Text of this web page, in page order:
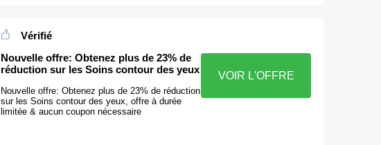
Vérifié
Nouvelle offre: Obtenez plus de 23% de
réduction sur les Soins contour des yeux
Nouvelle offre: Obtenez plus de 23% de réduction
sur les Soins contour des yeux, offre à durée
limitée & aucun coupon nécessaire
VOIR L'OFFRE